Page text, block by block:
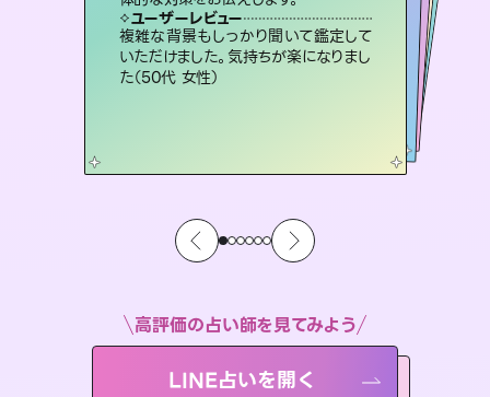
ユーザーレビュー
複雑な背景もしっかり聞いて鑑定して
いただけました。気持ちが楽になりまし
た（50代 女性）
ユーザーレビュー
安心感のあり、言い切ってくれる所や濁
さない鑑定のおかげで、毎回自分の気
持ちを整えられます（30代 男性）
職場の人の性質や人間関係、本心など
本当によく視えていてびっくり。対策が
打てて前向きになれます（40代）
鑑定していただいてアドバイス通りに行
動すると仲が復活してきました。ありが
とうございました（40代 女性）
不安な気持ちが嘘みたいに晴れまし
た…！よく視えていらっしゃるんだなと
感じました（40代 女性）
とても心温まる鑑定でした。しかもこち
らは何も言っていないのに視えていらっ
しゃるんだなと驚きです（30代女性）
高評価の占い師を見てみよう
LINE占いを開く